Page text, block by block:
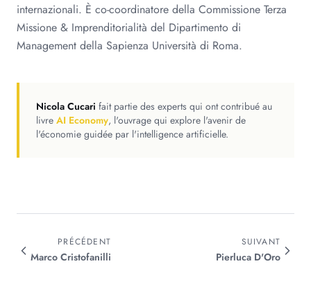
internazionali. È co-coordinatore della Commissione Terza
Missione & Imprenditorialità del Dipartimento di
Management della Sapienza Università di Roma.
Nicola Cucari fait partie des experts qui ont contribué au
livre AI Economy, l'ouvrage qui explore l'avenir de
l'économie guidée par l'intelligence artificielle.
PRÉCÉDENT
Marco Cristofanilli
SUIVANT
Pierluca D'Oro